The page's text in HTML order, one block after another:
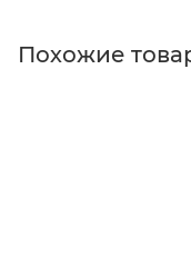
Похожие